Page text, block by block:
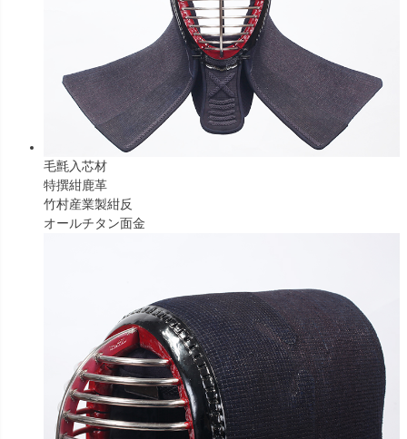
毛氈入芯材
特撰紺鹿革
竹村産業製紺反
オールチタン面金